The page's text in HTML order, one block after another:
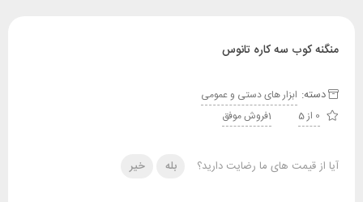
منگنه کوب سه کاره تانوس
دسته: ابزار های دستی و عمومی
0 از 5
1فروش موفق
آیا از قیمت های ما رضایت دارید؟ بله خیر